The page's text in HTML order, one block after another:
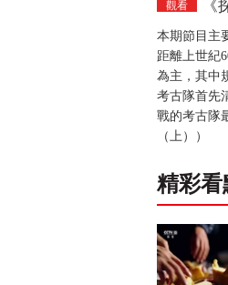
觀看 《
本期節目主
距離上世紀
為主，其中
考古隊首先
戰的考古隊
（上））
精彩看